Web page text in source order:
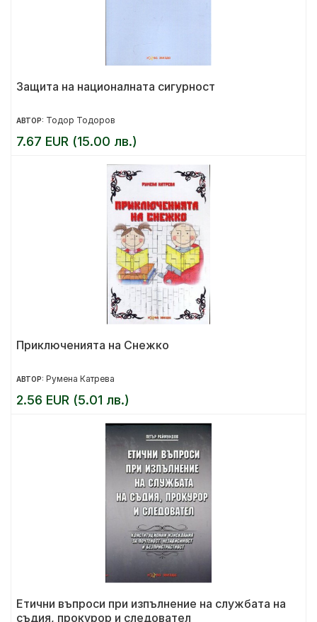
Защита на националната сигурност
АВТОР: Тодор Тодоров
7.67 EUR (15.00 лв.)
Приключенията на Снежко
АВТОР: Румена Катрева
2.56 EUR (5.01 лв.)
Етични въпроси при изпълнение на службата на
съдия, прокурор и следовател